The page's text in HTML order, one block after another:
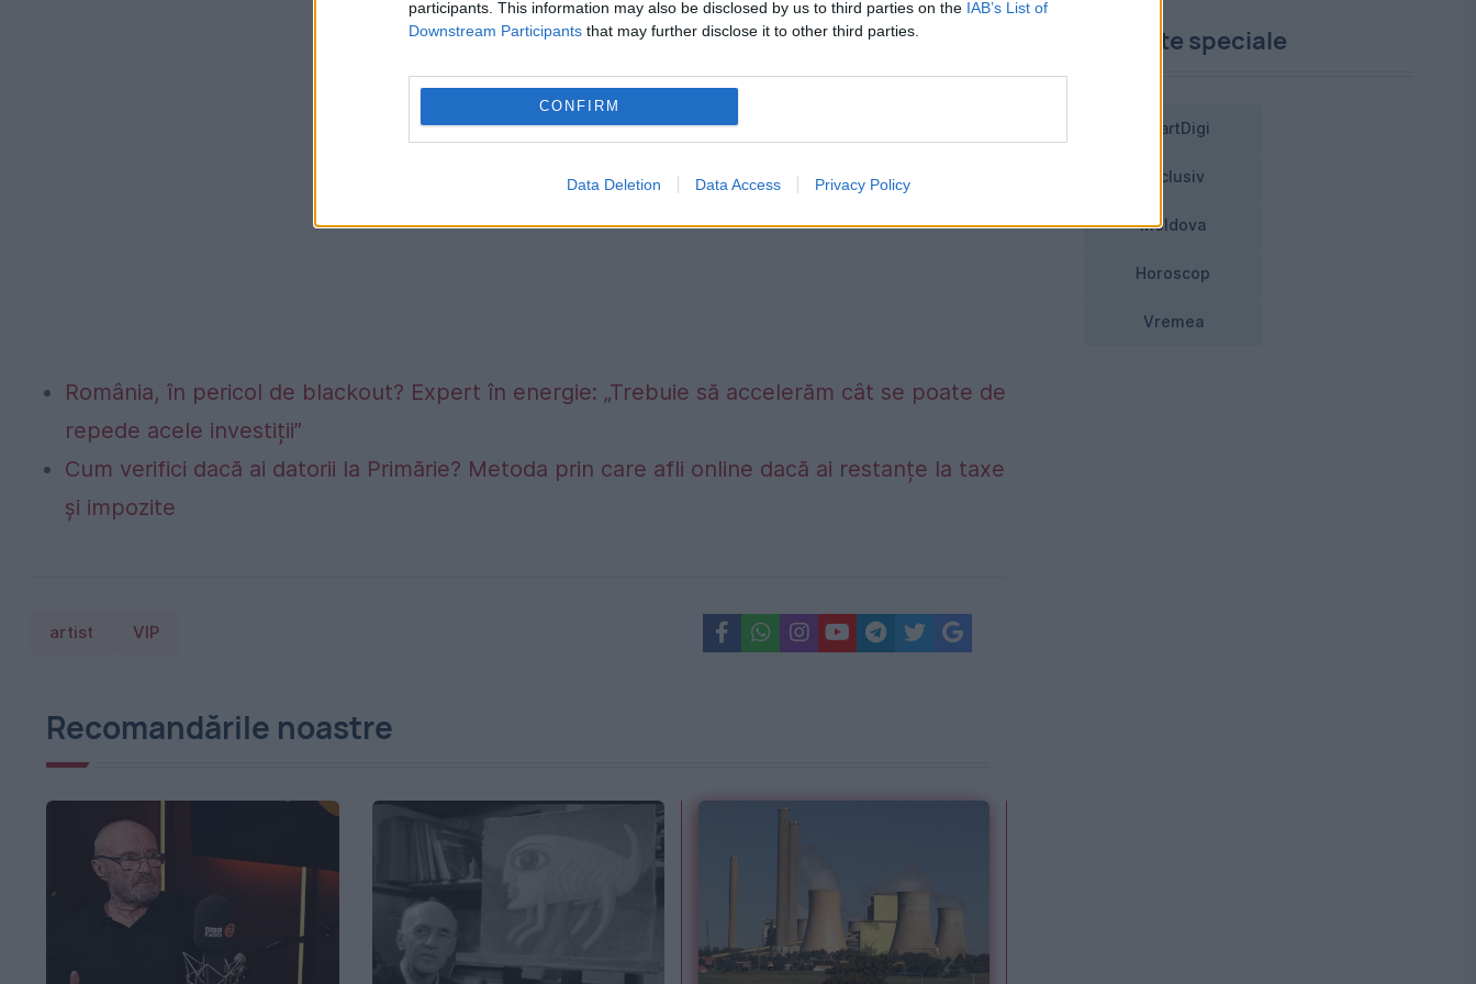
participants. This information may also be disclosed by us to third parties on the IAB’s List of
Downstream Participants that may further disclose it to other third parties.
CONFIRM
Data Deletion Data Access Privacy Policy
România, în pericol de blackout? Expert în energie: „Trebuie să accelerăm cât se poate de
repede acele investiții”
Cum verifici dacă ai datorii la Primărie? Metoda prin care afli online dacă ai restanțe la taxe
și impozite
artist VIP
Recomandările noastre
Proiecte speciale
SmartDigi
Exclusiv
Moldova
Horoscop
Vremea